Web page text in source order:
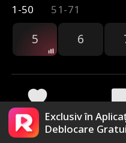
1-50 51-71
5 6
478Exclusiv în
Deblocare